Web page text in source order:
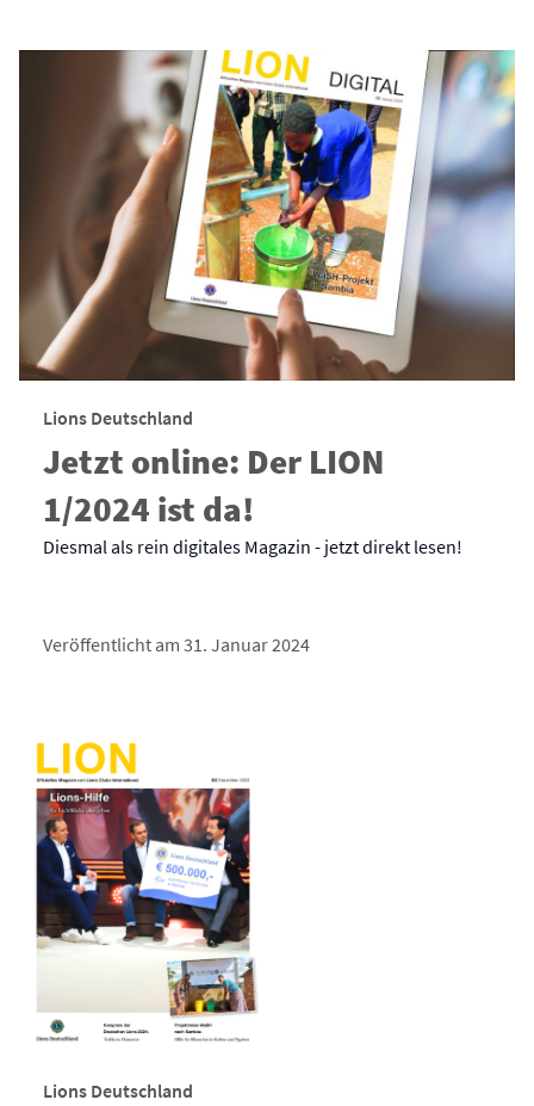
Lions Deutschland
Jetzt online: Der LION
1/2024 ist da!
Diesmal als rein digitales Magazin - jetzt direkt lesen!
Veröffentlicht am 31. Januar 2024
Lions Deutschland